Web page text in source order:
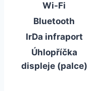
Wi-Fi
Bluetooth
IrDa infraport
Úhlopříčka
displeje (palce)